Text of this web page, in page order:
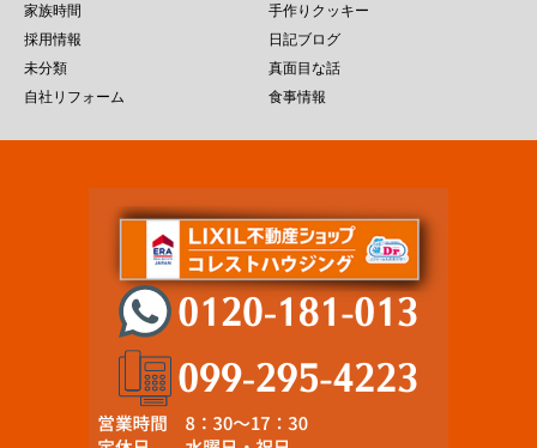
家族時間
手作りクッキー
採用情報
日記ブログ
未分類
真面目な話
自社リフォーム
食事情報